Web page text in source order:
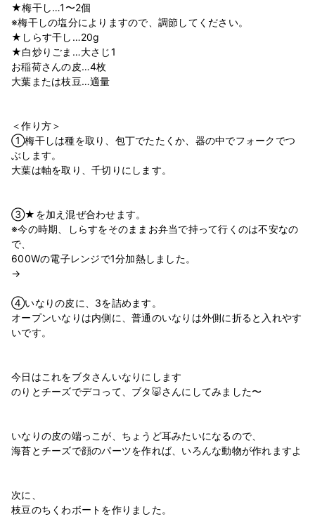
★梅干し…1〜2個
※梅干しの塩分によりますので、調節してください。
★しらす干し…20g
★白炒りごま…大さじ1
お稲荷さんの皮…4枚
大葉または枝豆…適量
＜作り方＞
①梅干しは種を取り、包丁でたたくか、器の中でフォークでつ
ぶします。
大葉は軸を取り、千切りにします。
③★を加え混ぜ合わせます。
※今の時期、しらすをそのままお弁当で持って行くのは不安なの
で、
600Wの電子レンジで1分加熱しました。
→
④いなりの皮に、3を詰めます。
オープンいなりは内側に、普通のいなりは外側に折ると入れやす
いです。
今日はこれをブタさんいなりにします
のりとチーズでデコって、ブタ🐷さんにしてみました〜
いなりの皮の端っこが、ちょうど耳みたいになるので、
海苔とチーズで顔のパーツを作れば、いろんな動物が作れますよ
次に、
枝豆のちくわボートを作りました。